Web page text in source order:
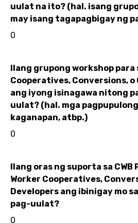
uulat na ito? (hal. isang
may isang tagapagbigay ng
0
Ilang grupong workshop para
Cooperatives, Conversions, o
ang iyong isinagawa nitong
uulat? (hal. mga
kaganapan, atbp.)
0
Ilang oras ng suporta sa
Worker Cooperatives,
Developers ang ibinigay mo
pag-uulat?
0